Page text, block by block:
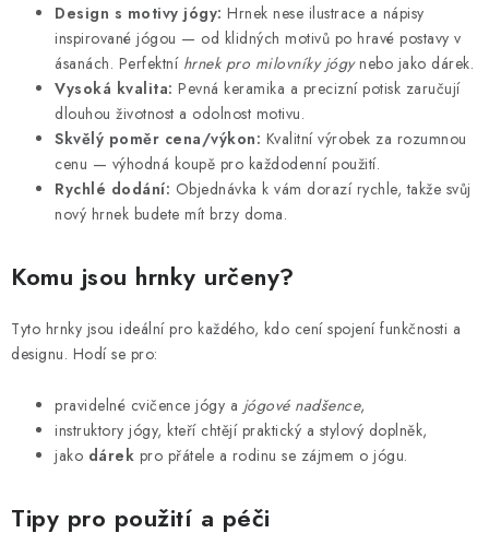
Design s motivy jógy: Hrnek nese ilustrace a nápisy
inspirované jógou — od klidných motivů po hravé postavy v
ásanách. Perfektní hrnek pro milovníky jógy nebo jako dárek.
Vysoká kvalita: Pevná keramika a precizní potisk zaručují
dlouhou životnost a odolnost motivu.
Skvělý poměr cena/výkon: Kvalitní výrobek za rozumnou
cenu — výhodná koupě pro každodenní použití.
Rychlé dodání: Objednávka k vám dorazí rychle, takže svůj
nový hrnek budete mít brzy doma.
Komu jsou hrnky určeny?
Tyto hrnky jsou ideální pro každého, kdo cení spojení funkčnosti a
designu. Hodí se pro:
pravidelné cvičence jógy a jógové nadšence,
instruktory jógy, kteří chtějí praktický a stylový doplněk,
jako dárek pro přátele a rodinu se zájmem o jógu.
Tipy pro použití a péči